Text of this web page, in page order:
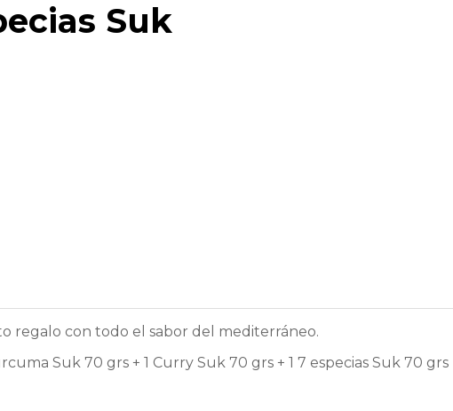
Suk
regalo con todo el sabor del mediterráneo.
Suk 70 grs + 1 Curry Suk 70 grs + 1 7 especias Suk 70 grs